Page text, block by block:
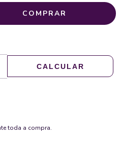
CALCULAR
toda a compra.